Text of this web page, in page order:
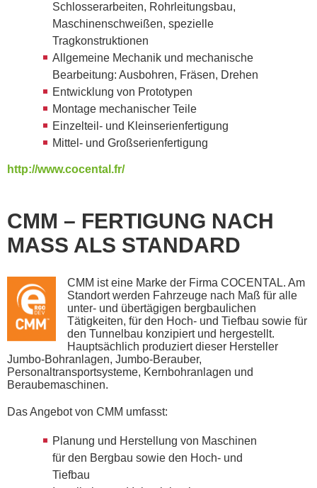
Schlosserarbeiten, Rohrleitungsbau,
Maschinenschweißen, spezielle
Tragkonstruktionen
Allgemeine Mechanik und mechanische
Bearbeitung: Ausbohren, Fräsen, Drehen
Entwicklung von Prototypen
Montage mechanischer Teile
Einzelteil- und Kleinserienfertigung
Mittel- und Großserienfertigung
http://www.cocental.fr/
CMM – FERTIGUNG NACH
MASS ALS STANDARD
CMM ist eine Marke der Firma COCENTAL. Am
Standort werden Fahrzeuge nach Maß für alle
unter- und übertägigen bergbaulichen
Tätigkeiten, für den Hoch- und Tiefbau sowie für
den Tunnelbau konzipiert und hergestellt.
Hauptsächlich produziert dieser Hersteller
Jumbo-Bohranlagen, Jumbo-Berauber,
Personaltransportsysteme, Kernbohranlagen und
Beraubemaschinen.
Das Angebot von CMM umfasst:
Planung und Herstellung von Maschinen
für den Bergbau sowie den Hoch- und
Tiefbau